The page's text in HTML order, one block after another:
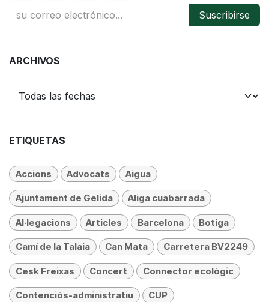
Suscribirse
ARCHIVOS
ETIQUETAS
Accions Advocats Aigua
Ajuntament de Gelida Aliga cuabarrada
Al·legacions Articles Barcelona Botiga
Camí de la Talaia Can Mata Carretera BV2249
Cesk Freixas Concert Connector ecològic
Contenciós-administratiu CUP